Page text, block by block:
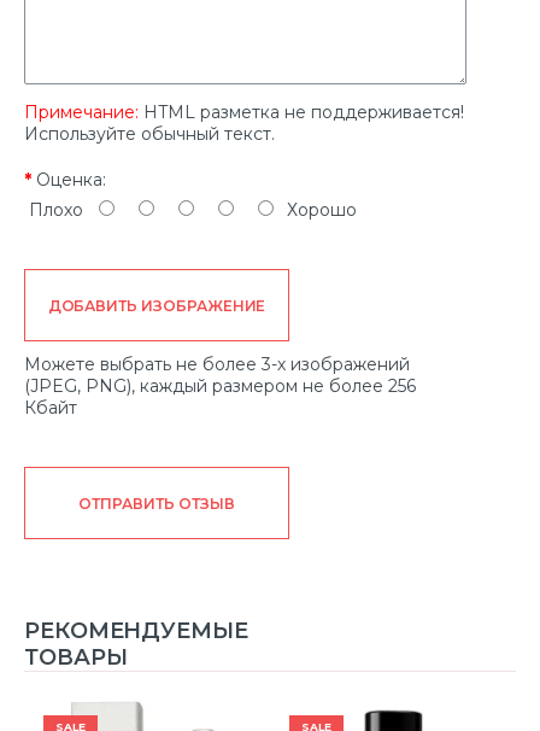
Примечание: HTML разметка не поддерживается!
Используйте обычный текст.
Оценка:
Плохо
Хорошо
ДОБАВИТЬ ИЗОБРАЖЕНИЕ
Можете выбрать не более 3-х изображений
(JPEG, PNG), каждый размером не более 256
Кбайт
ОТПРАВИТЬ ОТЗЫВ
РЕКОМЕНДУЕМЫЕ
ТОВАРЫ
SALE SALE